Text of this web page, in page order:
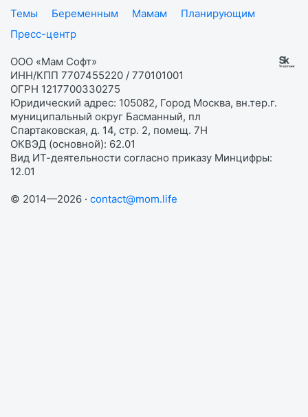
Темы
Беременным Мамам
Планирующим
Пресс-центр
ООО «Мам Софт»
ИНН/КПП 7707455220 / 770101001
ОГРН 1217700330275
Юридический адрес: 105082, Город Москва, вн.тер.г.
муниципальный округ Басманный, пл
Спартаковская, д. 14, стр. 2, помещ. 7Н
ОКВЭД (основной): 62.01
Вид ИТ-деятельности согласно приказу Минцифры:
12.01
© 2014—2026 · contact@mom.life